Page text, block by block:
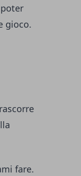
gioco.
fare.